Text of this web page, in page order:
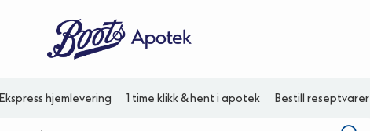
Ekspress hjemlevering 1 time klikk & hent i apotek Bestill reseptvarer